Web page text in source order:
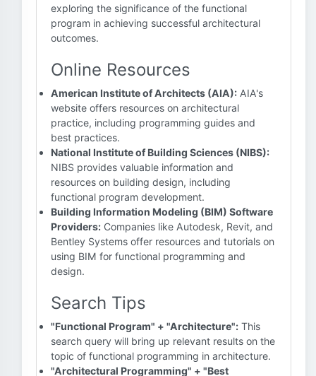
exploring the significance of the functional
program in achieving successful architectural
outcomes.
Online Resources
American Institute of Architects (AIA): AIA's
website offers resources on architectural
practice, including programming guides and
best practices.
National Institute of Building Sciences (NIBS):
NIBS provides valuable information and
resources on building design, including
functional program development.
Building Information Modeling (BIM) Software
Providers: Companies like Autodesk, Revit, and
Bentley Systems offer resources and tutorials on
using BIM for functional programming and
design.
Search Tips
"Functional Program" + "Architecture": This
search query will bring up relevant results on the
topic of functional programming in architecture.
"Architectural Programming" + "Best